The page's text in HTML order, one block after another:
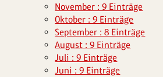
November : 9 Einträge
Oktober : 9 Einträge
September : 8 Einträge
August : 9 Einträge
Juli : 9 Einträge
Juni : 9 Einträge